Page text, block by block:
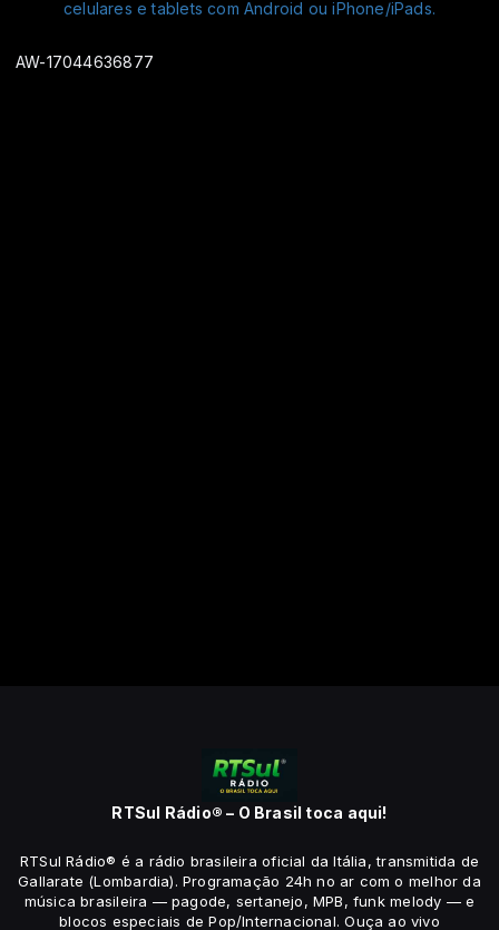
AW-17044636877
RTSul Rádio® – O Brasil toca aqui!
RTSul Rádio® é a rádio brasileira oficial da Itália, transmitida de
Gallarate (Lombardia). Programação 24h no ar com o melhor da
música brasileira — pagode, sertanejo, MPB, funk melody — e
blocos especiais de Pop/Internacional. Ouça ao vivo